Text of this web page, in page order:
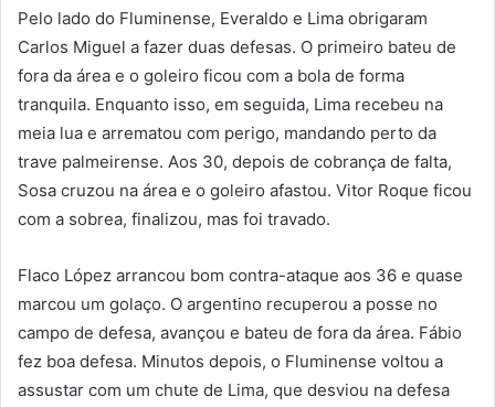
Pelo lado do Fluminense, Everaldo e Lima obrigaram
Carlos Miguel a fazer duas defesas. O primeiro bateu de
fora da área e o goleiro ficou com a bola de forma
tranquila. Enquanto isso, em seguida, Lima recebeu na
meia lua e arrematou com perigo, mandando perto da
trave palmeirense. Aos 30, depois de cobrança de falta,
Sosa cruzou na área e o goleiro afastou. Vitor Roque ficou
com a sobrea, finalizou, mas foi travado.
Flaco López arrancou bom contra-ataque aos 36 e quase
marcou um golaço. O argentino recuperou a posse no
campo de defesa, avançou e bateu de fora da área. Fábio
fez boa defesa. Minutos depois, o Fluminense voltou a
assustar com um chute de Lima, que desviou na defesa